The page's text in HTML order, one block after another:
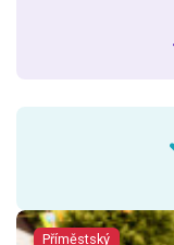
Příměstský